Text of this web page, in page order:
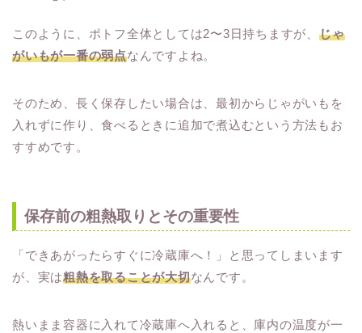
このように、ポトフ全体としては2〜3日持ちますが、 じゃ
がいもが一番の弱点なんですよね。
そのため、長く保存したい場合は、最初からじゃがいもを
入れずに作り、食べるときに追加で煮込むという方法もお
すすめです。
保存前の粗熱取りとその重要性
「できあがったらすぐに冷蔵庫へ！」と思ってしまいます
が、実は粗熱を取ることが大切なんです。
熱いまま容器に入れて冷蔵庫へ入れると、庫内の温度が一